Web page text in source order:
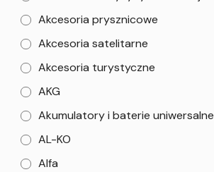
Akcesoria prysznicowe
Akcesoria satelitarne
Akcesoria turystyczne
AKG
Akumulatory i baterie uniwersalne
AL-KO
Alfa